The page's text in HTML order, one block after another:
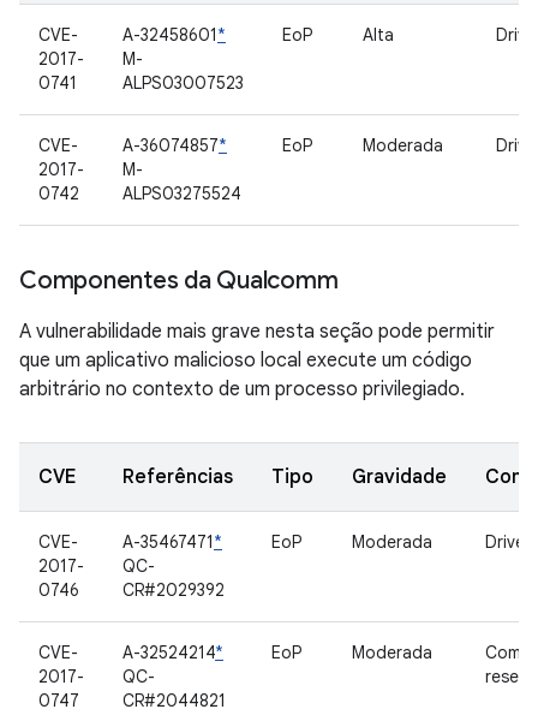
CVE-
2017-
0741
A-32458601*
M-
ALPS03007523
EoP Alta
CVE-
2017-
0742
A-36074857*
M-
ALPS03275524
EoP Moderada
Componentes da Qualcomm
A vulnerabilidade mais grave nesta seção pode permitir
que um aplicativo malicioso local execute um código
arbitrário no contexto de um processo privilegiado.
CVE Referências Tipo Gravidade
CVE-
2017-
0746
A-35467471*
QC-
CR#2029392
EoP Moderada Driver
CVE-
2017-
0747
A-32524214*
QC-
CR#2044821
EoP Moderada